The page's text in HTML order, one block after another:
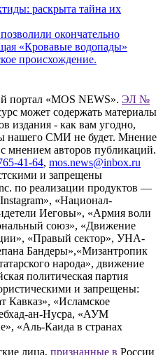
раскрыта тайна их
окончательно
«Кровавые водопады»
происхождение.
портал «MOS NEWS». ЭЛ №
может содержать материалы
издания - как вам угодно,
нашего СМИ не будет. Мнение
мнением авторов публикаций.
41-64, mos.news@inbox.ru
и запрещены
по реализации продуктов —
«Национал-
Иеговы», «Армия воли
союз», «Движение
«Правый сектор», УНА-
Бандеры»,«Мизантропик
народа», движение
политическая партия
и запрещены:
Кавказ», «Исламское
ан-Нусра, «АУМ
«Аль-Каида в странах
лица, признанные в России